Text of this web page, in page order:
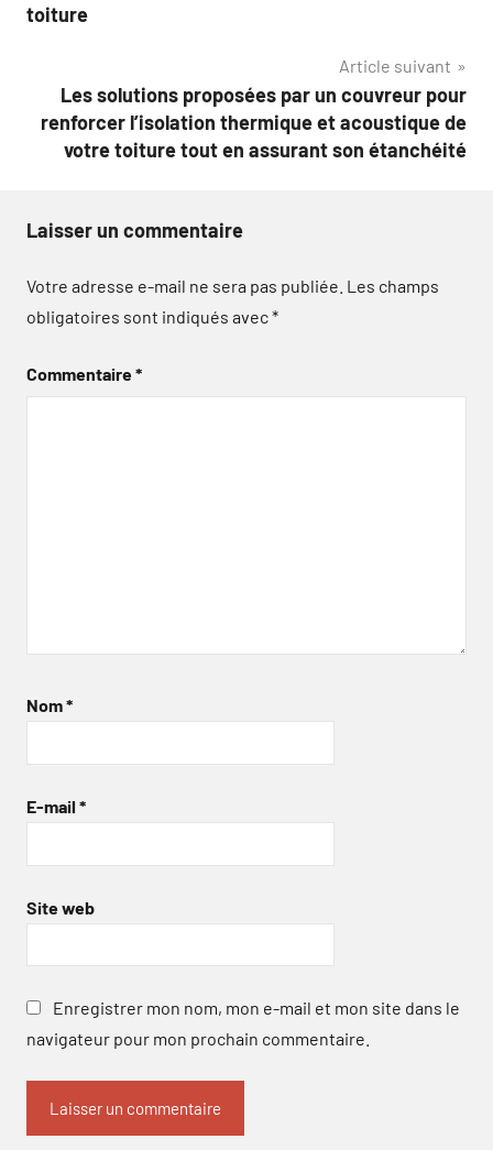
l’article
toiture
Article suivant
Les solutions proposées par un couvreur pour
renforcer l’isolation thermique et acoustique de
votre toiture tout en assurant son étanchéité
Laisser un commentaire
Votre adresse e-mail ne sera pas publiée. Les champs
obligatoires sont indiqués avec*
Commentaire*
Nom*
E-mail *
Site web
Enregistrer mon nom, mon e-mail et mon site dans le
navigateur pour mon prochain commentaire.